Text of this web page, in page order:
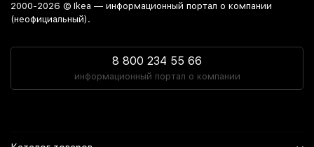
2000-2026 © Ikea — информационный портал о компании
(неофициальный).
8 800 234 55 66
информационный портал о компании